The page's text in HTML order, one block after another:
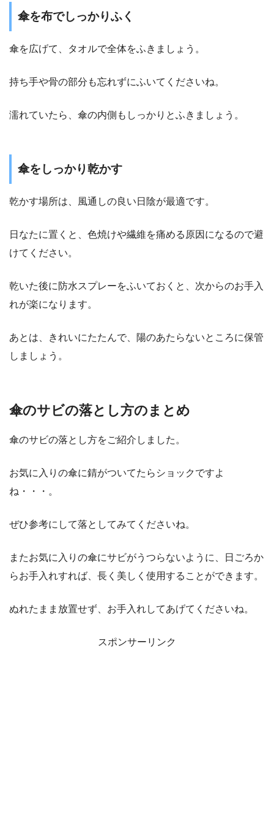
傘を布でしっかりふく
傘を広げて、タオルで全体をふきましょう。
持ち手や骨の部分も忘れずにふいてくださいね。
濡れていたら、傘の内側もしっかりとふきましょう。
傘をしっかり乾かす
乾かす場所は、風通しの良い日陰が最適です。
日なたに置くと、色焼けや繊維を痛める原因になるので避
けてください。
乾いた後に防水スプレーをふいておくと、次からのお手入
れが楽になります。
あとは、きれいにたたんで、陽のあたらないところに保管
しましょう。
傘のサビの落とし方のまとめ
傘のサビの落とし方をご紹介しました。
お気に入りの傘に錆がついてたらショックですよ
ね・・・。
ぜひ参考にして落としてみてくださいね。
またお気に入りの傘にサビがうつらないように、日ごろか
らお手入れすれば、長く美しく使用することができます。
ぬれたまま放置せず、お手入れしてあげてくださいね。
スポンサーリンク